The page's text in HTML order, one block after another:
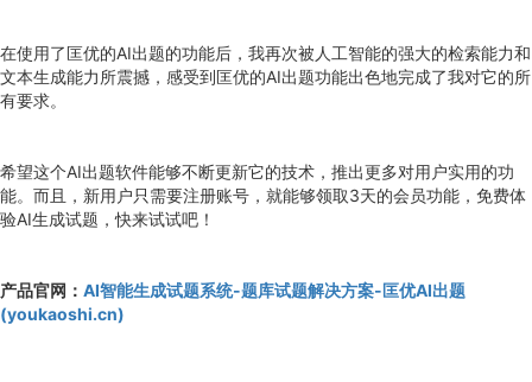
在使用了匡优的AI出题的功能后，我再次被人工智能的强大的检索能力和
文本生成能力所震撼，感受到匡优的AI出题功能出色地完成了我对它的所
有要求。
希望这个AI出题软件能够不断更新它的技术，推出更多对用户实用的功
能。而且，新用户只需要注册账号，就能够领取3天的会员功能，免费体
验AI生成试题，快来试试吧！
产品官网： AI智能生成试题系统-题库试题解决方案-匡优AI出题
(youkaoshi.cn)